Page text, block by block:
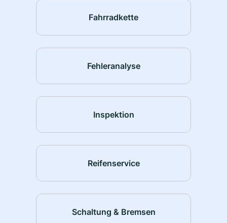
Fahrradkette
Fehleranalyse
Inspektion
Reifenservice
Schaltung & Bremsen